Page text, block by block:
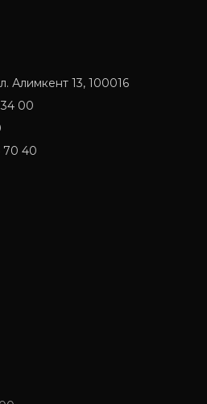
Алимкент 13, 100016
00
70 40